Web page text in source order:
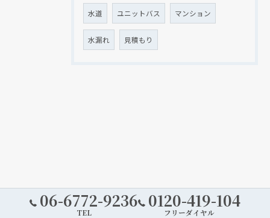
水道 ユニットバス マンション
水漏れ 見積もり
06-6772-9236
TEL
0120-419-104
フリーダイヤル